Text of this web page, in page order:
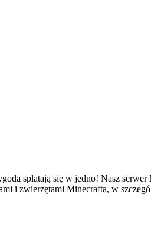
splatają się w jedno! Nasz
i zwierzętami Minecrafta, w